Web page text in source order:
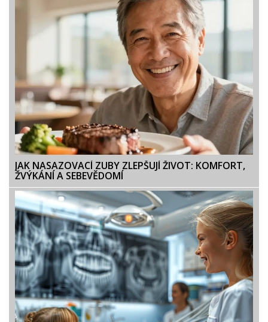
JAK NASAZOVACÍ ZUBY ZLEPŠUJÍ ŽIVOT: KOMFORT,
ŽVÝKÁNÍ A SEBEVĚDOMÍ